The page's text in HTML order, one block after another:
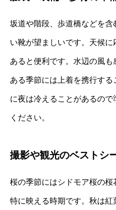
坂道や階段、歩道橋などを
い靴が望ましいです。天候
あると便利です。水辺の風
ある季節には上着を携行す
に夜は冷えることがあるの
ください。
撮影や観光のベストシ
桜の季節にはシドモア桜の
特に映える時期です。秋は紅